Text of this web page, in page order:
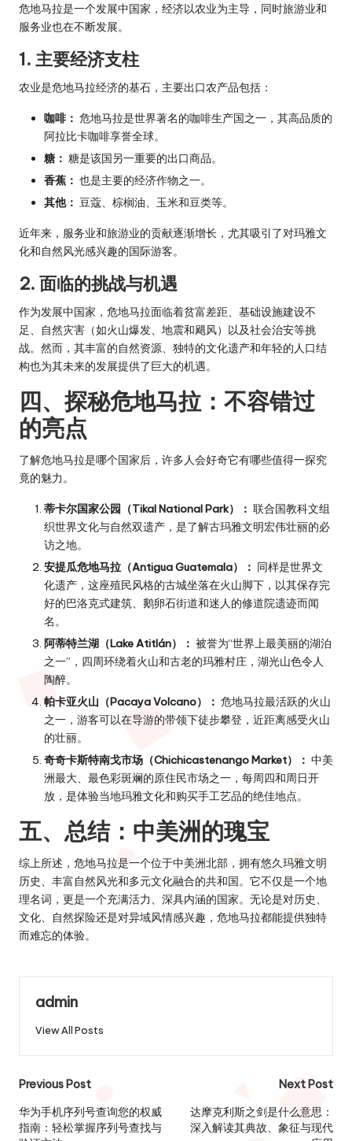
危地马拉是一个发展中国家，经济以农业为主导，同时旅游业和
服务业也在不断发展。
1. 主要经济支柱
农业是危地马拉经济的基石，主要出口农产品包括：
咖啡： 危地马拉是世界著名的咖啡生产国之一，其高品质的
阿拉比卡咖啡享誉全球。
糖： 糖是该国另一重要的出口商品。
香蕉： 也是主要的经济作物之一。
其他： 豆蔻、棕榈油、玉米和豆类等。
近年来，服务业和旅游业的贡献逐渐增长，尤其吸引了对玛雅文
化和自然风光感兴趣的国际游客。
2. 面临的挑战与机遇
作为发展中国家，危地马拉面临着贫富差距、基础设施建设不
足、自然灾害（如火山爆发、地震和飓风）以及社会治安等挑
战。然而，其丰富的自然资源、独特的文化遗产和年轻的人口结
构也为其未来的发展提供了巨大的机遇。
四、探秘危地马拉：不容错过
的亮点
了解危地马拉是哪个国家后，许多人会好奇它有哪些值得一探究
竟的魅力。
蒂卡尔国家公园（Tikal National Park）： 联合国教科文组
织世界文化与自然双遗产，是了解古玛雅文明宏伟壮丽的必
访之地。
安提瓜危地马拉（Antigua Guatemala）： 同样是世界文
化遗产，这座殖民风格的古城坐落在火山脚下，以其保存完
好的巴洛克式建筑、鹅卵石街道和迷人的修道院遗迹而闻
名。
阿蒂特兰湖（Lake Atitlán）： 被誉为“世界上最美丽的湖泊
之一”，四周环绕着火山和古老的玛雅村庄，湖光山色令人
陶醉。
帕卡亚火山（Pacaya Volcano）： 危地马拉最活跃的火山
之一，游客可以在导游的带领下徒步攀登，近距离感受火山
的壮丽。
奇奇卡斯特南戈市场（Chichicastenango Market）： 中美
洲最大、最色彩斑斓的原住民市场之一，每周四和周日开
放，是体验当地玛雅文化和购买手工艺品的绝佳地点。
五、总结：中美洲的瑰宝
综上所述，危地马拉是一个位于中美洲北部，拥有悠久玛雅文明
历史、丰富自然风光和多元文化融合的共和国。它不仅是一个地
理名词，更是一个充满活力、深具内涵的国家。无论是对历史、
文化、自然探险还是对异域风情感兴趣，危地马拉都能提供独特
而难忘的体验。
admin
View All Posts
Post
navigation
Previous Post
华为手机序列号查询您的权威
指南：轻松掌握序列号查找与
Next Post
达摩克利斯之剑是什么意思：
深入解读其典故、象征与现代